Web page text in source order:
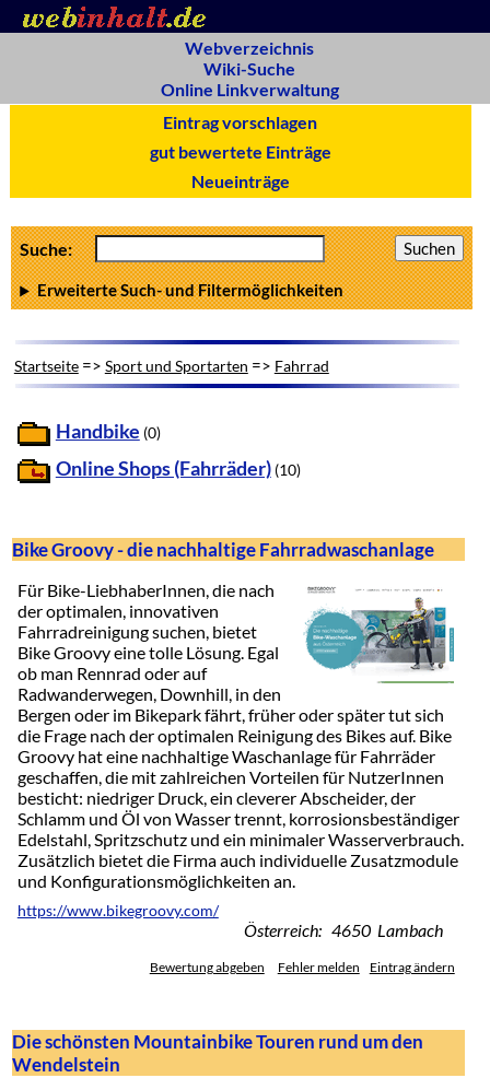
Webverzeichnis
Wiki-Suche
Online Linkverwaltung
Eintrag vorschlagen
gut bewertete Einträge
Neueinträge
Suche:
Erweiterte Such- und Filtermöglichkeiten
Startseite=> Sport und Sportarten => Fahrrad
Handbike (0)
Online Shops (Fahrräder) (10)
Bike Groovy - die nachhaltige Fahrradwaschanlage
Für Bike-LiebhaberInnen, die nach
der optimalen, innovativen
Fahrradreinigung suchen, bietet
Bike Groovy eine tolle Lösung. Egal
ob man Rennrad oder auf
Radwanderwegen, Downhill, in den
Bergen oder im Bikepark fährt, früher oder später tut sich
die Frage nach der optimalen Reinigung des Bikes auf. Bike
Groovy hat eine nachhaltige Waschanlage für Fahrräder
geschaffen, die mit zahlreichen Vorteilen für NutzerInnen
besticht: niedriger Druck, ein cleverer Abscheider, der
Schlamm und Öl von Wasser trennt, korrosionsbeständiger
Edelstahl, Spritzschutz und ein minimaler Wasserverbrauch.
Zusätzlich bietet die Firma auch individuelle Zusatzmodule
und Konfigurationsmöglichkeiten an.
https://www.bikegroovy.com/
Österreich: 4650 Lambach
Bewertung abgeben Fehler melden Eintrag ändern
Die schönsten Mountainbike Touren rund um den
Wendelstein